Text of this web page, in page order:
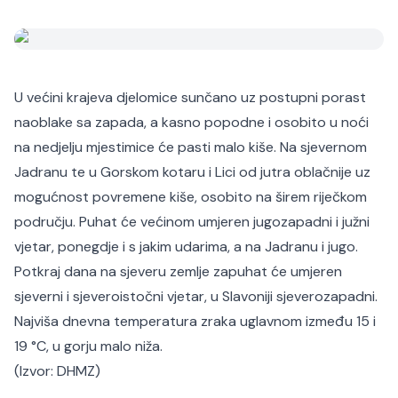
U većini krajeva djelomice sunčano uz postupni porast
naoblake sa zapada, a kasno popodne i osobito u noći
na nedjelju mjestimice će pasti malo kiše. Na sjevernom
Jadranu te u Gorskom kotaru i Lici od jutra oblačnije uz
mogućnost povremene kiše, osobito na širem riječkom
području. Puhat će većinom umjeren jugozapadni i južni
vjetar, ponegdje i s jakim udarima, a na Jadranu i jugo.
Potkraj dana na sjeveru zemlje zapuhat će umjeren
sjeverni i sjeveroistočni vjetar, u Slavoniji sjeverozapadni.
Najviša dnevna temperatura zraka uglavnom između 15 i
19 °C, u gorju malo niža.
(Izvor: DHMZ)